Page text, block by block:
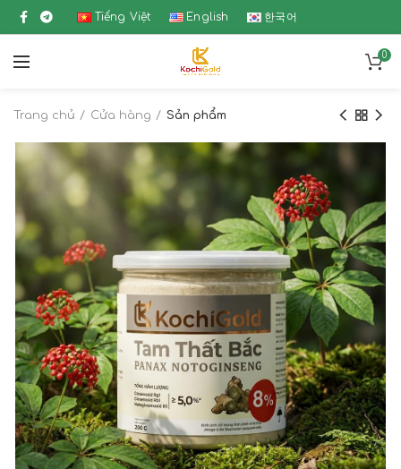
Tiếng Việt English 한국어
0
Trang chủ Cửa hàng Sản phẩm